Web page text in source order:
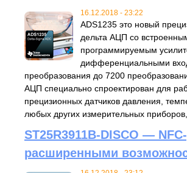
16.12.2018 - 23:22
ADS1235 это новый
дельта АЦП со
программируемым
дифференциальными
преобразования до 7200
АЦП специально спроектирован для
прецизионных датчиков давления,
любых других измерительных приборов,
ST25R3911B-DISCO —
расширенными